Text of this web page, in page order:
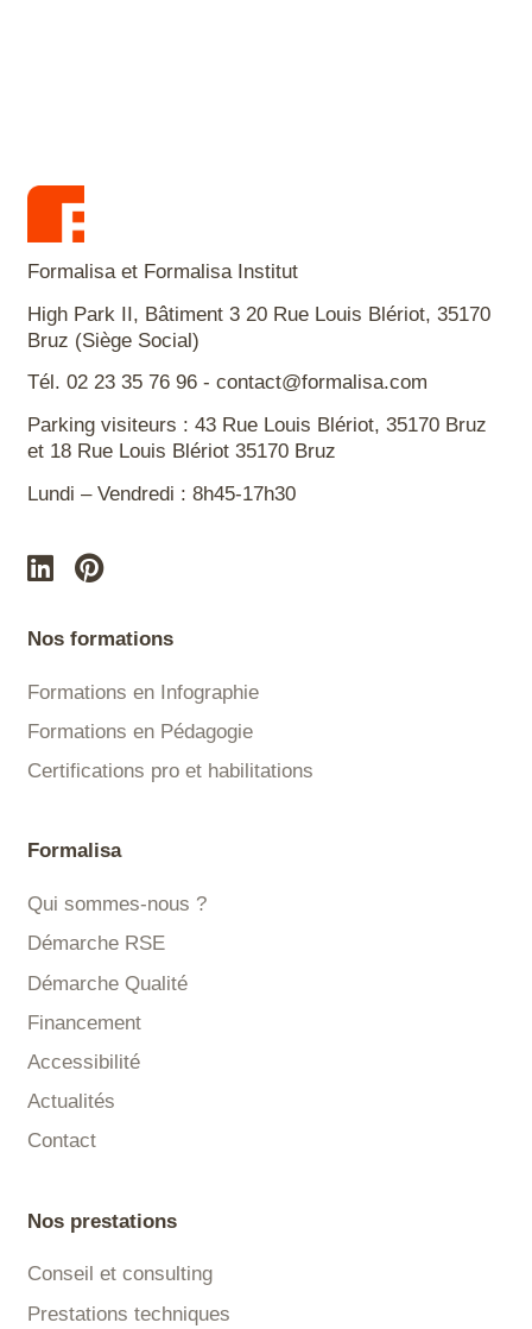
Formalisa et Formalisa Institut
High Park II, Bâtiment 3 20 Rue Louis Blériot, 35170
Bruz (Siège Social)
Tél. 02 23 35 76 96 - contact@formalisa.com
Parking visiteurs : 43 Rue Louis Blériot, 35170 Bruz
et 18 Rue Louis Blériot 35170 Bruz
Lundi – Vendredi : 8h45-17h30
Nos formations
Formations en Infographie
Formations en Pédagogie
Certifications pro et habilitations
Formalisa
Qui sommes-nous ?
Démarche RSE
Démarche Qualité
Financement
Accessibilité
Actualités
Contact
Nos prestations
Conseil et consulting
Prestations techniques